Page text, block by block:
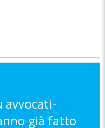
avvocati-
già fatto